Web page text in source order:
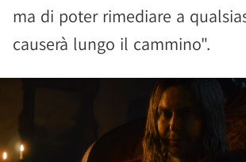
ma di poter rimediare a
causerà lungo il cammino".